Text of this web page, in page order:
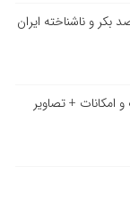
و ناشناخته ایران
امکانات + تصاویر